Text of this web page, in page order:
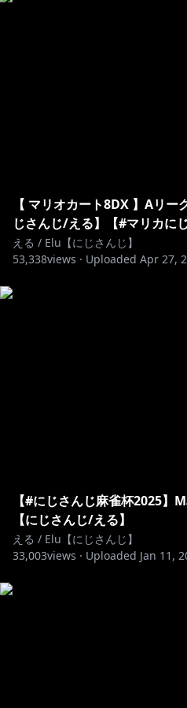
(@chakichakichaki)、ぶんぶ
・スパチャ、メンバー加入
(@rekicon_)
【 マリオカート8DX 】Aリ
じさんじ/える】【#マリカに
える / Elu【にじさんじ】
53,338views · Uploaded Apr 27,
【#にじさんじ麻雀杯2025】
【にじさんじ/える】
える / Elu【にじさんじ】
33,003views · Uploaded Jan 11,